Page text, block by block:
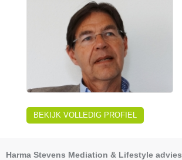
BEKIJK VOLLEDIG PROFIEL
Harma Stevens Mediation & Lifestyle advies